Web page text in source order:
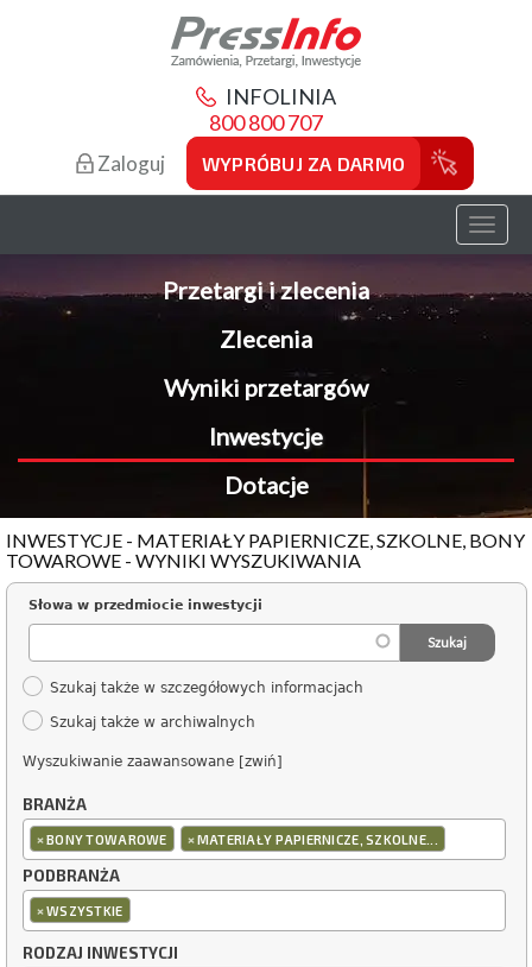
INFOLINIA
800 800 707
Zaloguj WYPRÓBUJ ZA DARMO
Toggle
Przetargi i zlecenia
Zlecenia
Wyniki przetargów
Inwestycje
Dotacje
INWESTYCJE - MATERIAŁY PAPIERNICZE, SZKOLNE, BONY
TOWAROWE - WYNIKI WYSZUKIWANIA
Słowa w przedmiocie inwestycji
Szukaj także w szczegółowych informacjach
Szukaj także w archiwalnych
Wyszukiwanie zaawansowane [zwiń]
BRANŻA
×BONY TOWAROWE ×MATERIAŁY PAPIERNICZE, SZKOLNE...
PODBRANŻA
×WSZYSTKIE
RODZAJ INWESTYCJI